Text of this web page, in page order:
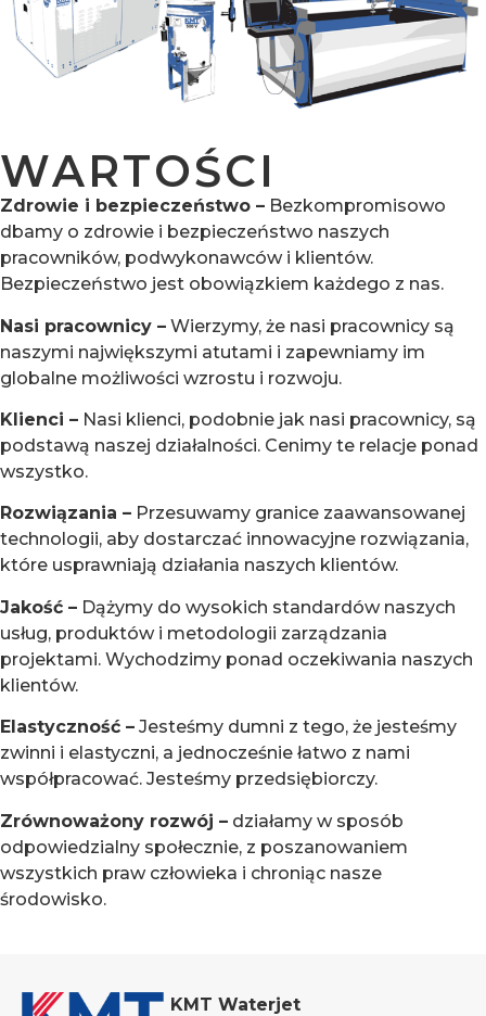
WARTOŚCI
Zdrowie i bezpieczeństwo – Bezkompromisowo
dbamy o zdrowie i bezpieczeństwo naszych
pracowników, podwykonawców i klientów.
Bezpieczeństwo jest obowiązkiem każdego z nas.
Nasi pracownicy – Wierzymy, że nasi pracownicy są
naszymi największymi atutami i zapewniamy im
globalne możliwości wzrostu i rozwoju.
Klienci – Nasi klienci, podobnie jak nasi pracownicy, są
podstawą naszej działalności. Cenimy te relacje ponad
wszystko.
Rozwiązania – Przesuwamy granice zaawansowanej
technologii, aby dostarczać innowacyjne rozwiązania,
które usprawniają działania naszych klientów.
Jakość – Dążymy do wysokich standardów naszych
usług, produktów i metodologii zarządzania
projektami. Wychodzimy ponad oczekiwania naszych
klientów.
Elastyczność – Jesteśmy dumni z tego, że jesteśmy
zwinni i elastyczni, a jednocześnie łatwo z nami
współpracować. Jesteśmy przedsiębiorczy.
Zrównoważony rozwój – działamy w sposób
odpowiedzialny społecznie, z poszanowaniem
wszystkich praw człowieka i chroniąc nasze
środowisko.
KMT Waterjet